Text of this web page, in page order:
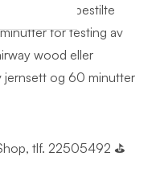
forhåndsbestilte
for testing av
wood eller
jernsett og 60 minutter
tlf. 22505492 ⛳